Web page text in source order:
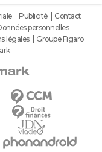
Publicité
Contact
personnelles
légales
Groupe Figaro